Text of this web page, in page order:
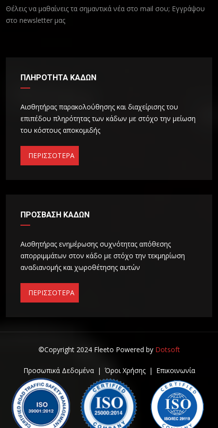
Θέλεις να μαθαίνεις τα σημαντικά νέα στο mail σου; Εγγράψου
στο newsletter μας
ΠΛΗΡOΤΗΤΑ ΚΑΔΩΝ
Αισθητήρας παρακολούθησης και διαχείρισης του
επιπέδου πληρότητας των κάδων με στόχο την μείωση
του κόστους αποκομιδής
ΠΕΡΙΣΣΟΤΕΡΑ
ΠΡΟΣΒΑΣΗ ΚΑΔΩΝ
Αισθητήρας ενημέρωσης συχνότητας απόθεσης
απορριμμάτων στον κάδο με στόχο την τεκμηρίωση
αναδιανομής και χωροθέτησης αυτών
ΠΕΡΙΣΣΟΤΕΡΑ
©Copyright 2024 Fleeto Powered by Dotsoft
Προσωπικά Δεδομένα | Όροι Χρήσης | Επικοινωνία